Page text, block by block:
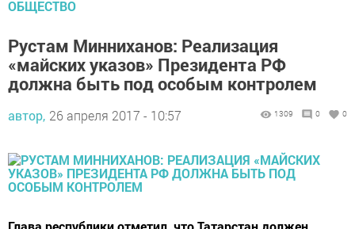
ОБЩЕСТВО
Рустам Минниханов: Реализация
«майских указов» Президента РФ
должна быть под особым контролем
автор, 26 апреля 2017 - 10:57 1309 0 0